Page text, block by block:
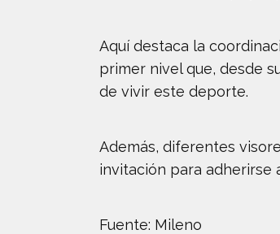
Aquí destaca la
primer nivel que, desde
de vivir este deporte.
Además, diferentes
invitación para adherirse
Fuente: Mileno